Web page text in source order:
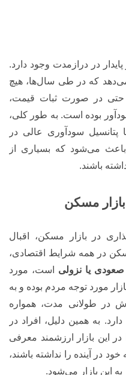
در درازمدت وجود دارد.
که در طی سال‌ها، هیچ
حتی در صورت ثبات قیمت،
بوده است. به طور کلی،
پتانسیل سودآوری عالی در
می‌شود که بسیاری از
باشند.
در بازار مسکن، اقبال
در همه شرایط اقتصادی،
صعودی یا نزولی است، مورد
مورد توجه مردم بوده و به
در طولانی مدت، همواره
به همین دلیل، افراد در
این بازار ارزشمند معرفی
در آینده را نداشته باشند،
به این بازار می‌شود.